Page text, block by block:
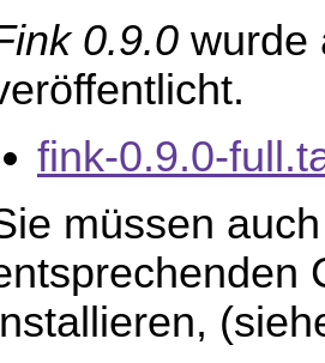
0.9.0 wurde
fink-0.9.0-
müssen